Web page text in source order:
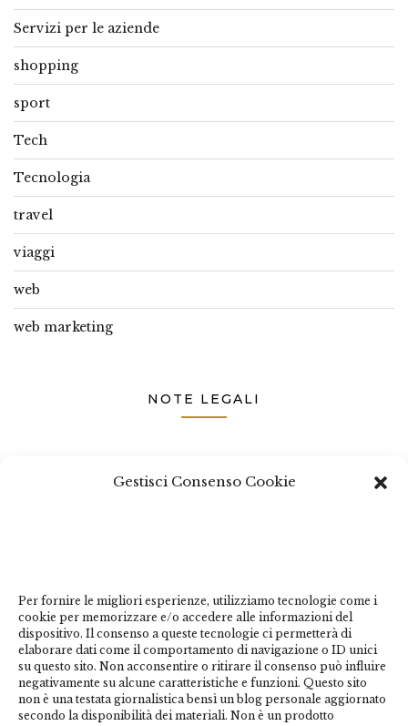
Gestisci Consenso Cookie
Per fornire le migliori esperienze, utilizziamo tecnologie come i
cookie per memorizzare e/o accedere alle informazioni del
dispositivo. Il consenso a queste tecnologie ci permetterà di
elaborare dati come il comportamento di navigazione o ID unici
su questo sito. Non acconsentire o ritirare il consenso può influire
negativamente su alcune caratteristiche e funzioni. Questo sito
non è una testata giornalistica bensì un blog personale aggiornato
secondo la disponibilità dei materiali. Non è un prodotto
Servizi per le aziende
shopping
sport
Tech
Tecnologia
travel
viaggi
web
web marketing
NOTE LEGALI
carattere periodico essendo aggiornato secondo la
marchi di terzi, nomi di prodotti, nomi commerciali,
nomi corporativi e società citati possono essere marchi
di proprietà dei rispettivi titolari o marchi registrati
d’altre società e sono stati utilizzati a puro scopo
esplicativo ed a beneficio del possessore, senza alcun
fine di violazione dei diritti di Copyright vigenti. Questo